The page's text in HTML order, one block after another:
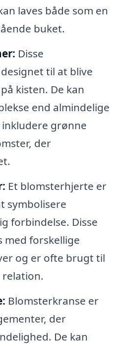
laves både som en
buket.
Disse
til at blive
kisten. De kan
end almindelige
grønne
der
Et blomsterhjerte er
symbolisere
forbindelse. Disse
med forskellige
og er ofte brugt til
Blomsterkranse er
der
De kan